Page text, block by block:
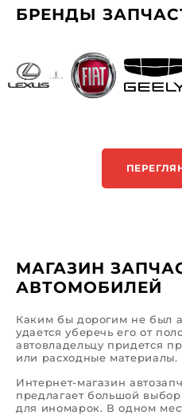
БРЕНДЫ
МАГАЗИН
АВТОМОБИЛЕЙ
Каким бы дорогим не был
удается уберечь его от
автовладельцу придется
или расходные материалы.
Интернет-магазин
предлагает большой
для иномарок. В одном